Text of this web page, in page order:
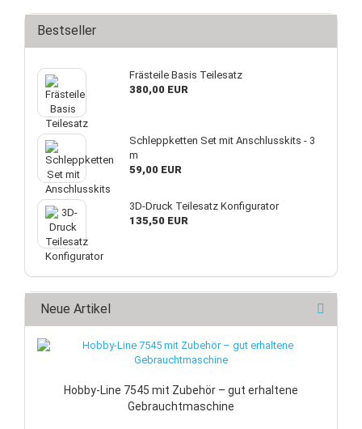
Bestseller
Frästeile Basis Teilesatz
380,00 EUR
Schleppketten Set mit Anschlusskits - 3
m
59,00 EUR
3D-Druck Teilesatz Konfigurator
135,50 EUR
Neue Artikel
Hobby-Line 7545 mit Zubehör – gut erhaltene
Gebrauchtmaschine